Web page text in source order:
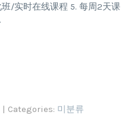
/实时在线课程 5. 每周2天课
| Categories: 미분류